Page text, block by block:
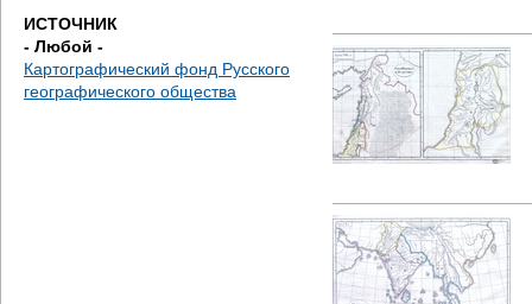
ь
ИСТОЧНИК
- Любой -
Картографический фонд Русского
географического общества